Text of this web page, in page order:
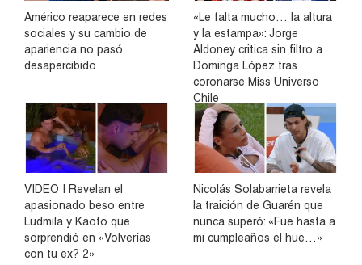
Américo reaparece en redes
sociales y su cambio de
apariencia no pasó
desapercibido
«Le falta mucho… la altura
y la estampa»: Jorge
Aldoney critica sin filtro a
Dominga López tras
coronarse Miss Universo
Chile
VIDEO | Revelan el
apasionado beso entre
Ludmila y Kaoto que
sorprendió en «Volverías
con tu ex? 2»
Nicolás Solabarrieta revela
la traición de Guarén que
nunca superó: «Fue hasta a
mi cumpleaños el hue…»